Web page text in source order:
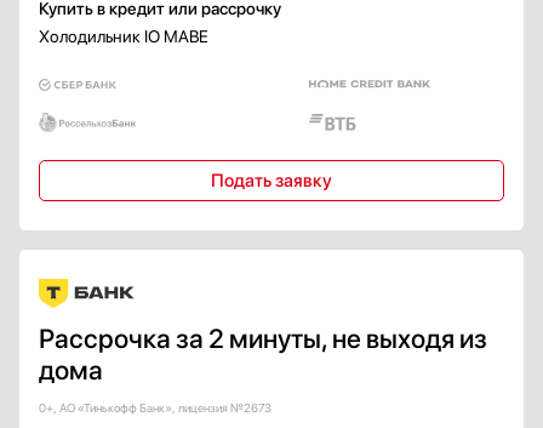
Ручное
Предотвращение примерзания продуктов и образования наледи
Система замораживания без инея (Frost Free)
Система с уменьшенным образованием инея (Low Frost)
Полная система замораживания без образования инея (Total No
Объем морозильной камеры, л
Купить в кредит или рассрочку
Холодильник IO MABE
Подать заявку
Рассрочка за 2 минуты, не выходя из
дома
0+, АО «Тинькофф Банк», лицензия №2673